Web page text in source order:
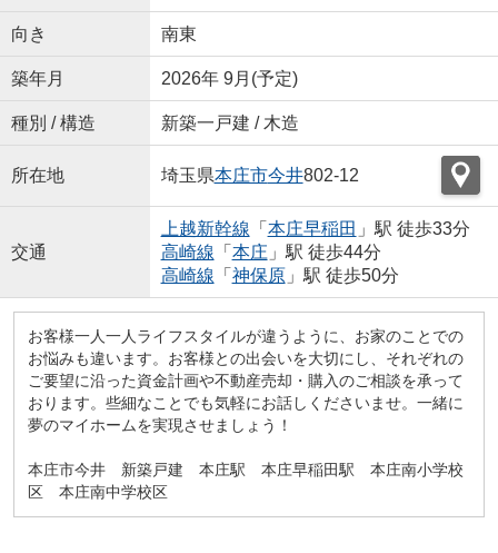
向き 南東
築年月 2026年 9月(予定)
種別 / 構造 新築一戸建 / 木造
所在地 埼玉県本庄市今井802-12
交通
上越新幹線 「 本庄早稲田 」駅 徒歩33分
高崎線 「 本庄 」駅 徒歩44分
高崎線 「 神保原」駅 徒歩50分
お客様一人一人ライフスタイルが違うように、お家のことでの
お悩みも違います。お客様との出会いを大切にし、それぞれの
ご要望に沿った資金計画や不動産売却・購入のご相談を承って
おります。些細なことでも気軽にお話しくださいませ。一緒に
夢のマイホームを実現させましょう！
本庄市今井 新築戸建 本庄駅 本庄早稲田駅 本庄南小学校
区 本庄南中学校区